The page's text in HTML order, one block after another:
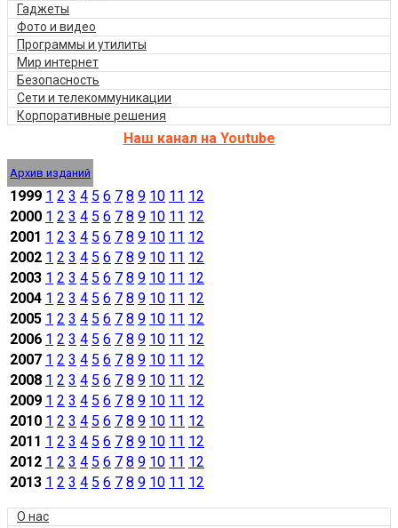
Гаджеты
Фото и видео
Программы и утилиты
Мир интернет
Безопасность
Сети и телекоммуникации
Корпоративные решения
Наш канал на Youtube
Архив изданий
1999 1 2 3 4 5 6 7 8 9 10 11 12
2000 1 2 3 4 5 6 7 8 9 10 11 12
2001 1 2 3 4 5 6 7 8 9 10 11 12
2002 1 2 3 4 5 6 7 8 9 10 11 12
2003 1 2 3 4 5 6 7 8 9 10 11 12
2004 1 2 3 4 5 6 7 8 9 10 11 12
2005 1 2 3 4 5 6 7 8 9 10 11 12
2006 1 2 3 4 5 6 7 8 9 10 11 12
2007 1 2 3 4 5 6 7 8 9 10 11 12
2008 1 2 3 4 5 6 7 8 9 10 11 12
2009 1 2 3 4 5 6 7 8 9 10 11 12
2010 1 2 3 4 5 6 7 8 9 10 11 12
2011 1 2 3 4 5 6 7 8 9 10 11 12
2012 1 2 3 4 5 6 7 8 9 10 11 12
2013 1 2 3 4 5 6 7 8 9 10 11 12
О нас